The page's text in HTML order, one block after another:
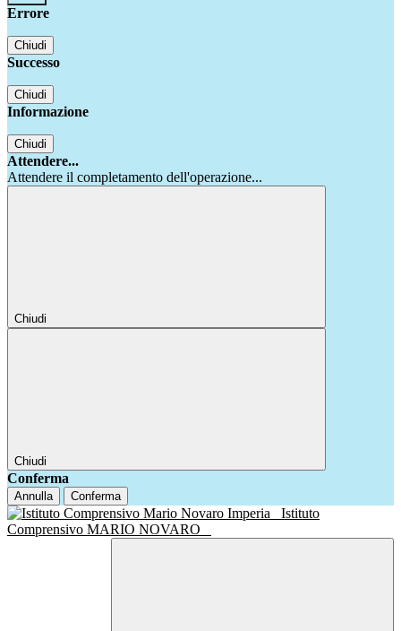
Errore
Chiudi
Successo
Chiudi
Informazione
Chiudi
Attendere...
Attendere il completamento dell'operazione...
Chiudi
Chiudi
Conferma
Annulla Conferma
Istituto
Comprensivo MARIO NOVARO